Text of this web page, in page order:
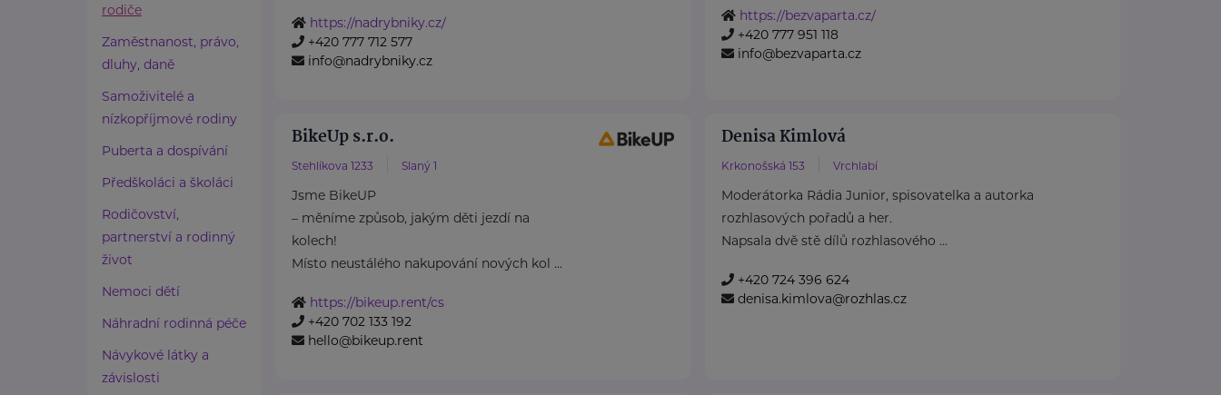
rodiče
Zaměstnanost, právo,
dluhy, daně
Samoživitelé a
nízkopříjmové rodiny
Puberta a dospívání
Předškoláci a školáci
Rodičovství,
partnerství a rodinný
život
Nemoci dětí
Náhradní rodinná péče
Návykové látky a
závislosti
https://nadrybniky.cz/
+420 777 712 577
info@nadrybniky.cz
https://bezvaparta.cz/
+420 777 951 118
info@bezvaparta.cz
BikeUp s.r.o.
Stehlíkova 1233 Slaný 1
Jsme BikeUP
– měníme způsob, jakým děti jezdí na
kolech!
Místo neustálého nakupování nových kol ...
https://bikeup.rent/cs
+420 702 133 192
hello@bikeup.rent
Denisa Kimlová
Krkonošská 153 Vrchlabí
Moderátorka Rádia Junior, spisovatelka a autorka
rozhlasových pořadů a her.
Napsala dvě stě dílů rozhlasového ...
+420 724 396 624
denisa.kimlova@rozhlas.cz